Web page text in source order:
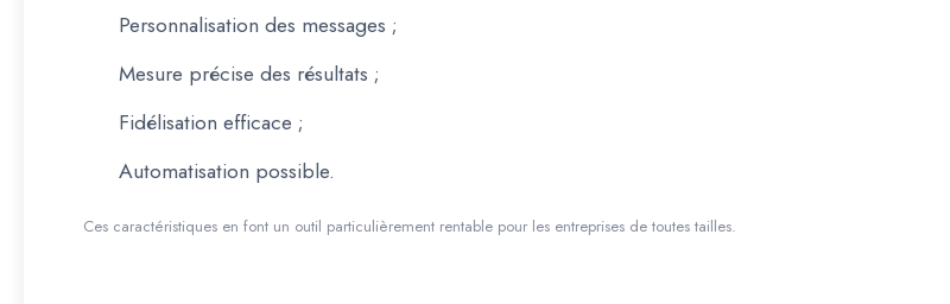
Personnalisation des messages ;
Mesure précise des résultats ;
Fidélisation efficace ;
Automatisation possible.
Ces caractéristiques en font un outil particulièrement rentable pour les entreprises de toutes tailles.